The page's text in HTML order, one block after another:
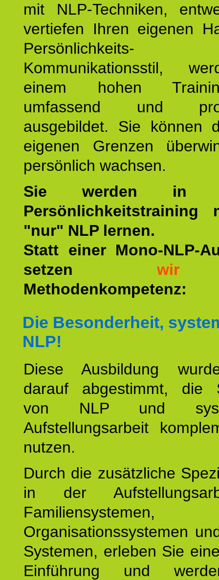
mit NLP-Techniken,
vertiefen Ihren eigenen
Kommunikationsstil,
einem hohen
umfassend und
ausgebildet. Sie können
eigenen Grenzen
persönlich wachsen.
Sie werden in
Persönlichkeitstraining
"nur" NLP lernen.
Statt einer Mono-NLP-
setzen wir
Methodenkompetenz:
Die Besonderheit,
NLP!
Diese Ausbildung
darauf abgestimmt, die
von NLP und
Aufstellungsarbeit
nutzen.
Durch die zusätzliche
in der
Familiensystemen,
Organisationssystemen
Systemen, erleben Sie
Einführung und